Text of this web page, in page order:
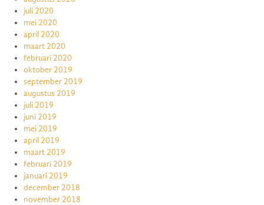
juli 2020
mei 2020
april 2020
maart 2020
februari 2020
oktober 2019
september 2019
augustus 2019
juli 2019
juni 2019
mei 2019
april 2019
maart 2019
februari 2019
januari 2019
december 2018
november 2018